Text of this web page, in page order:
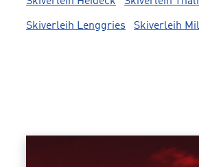
Skiverleih Lenggries Skiverleih